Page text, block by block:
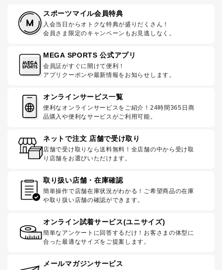
スポーツマイル会員特典
入会当日からオトクな特典が盛りだくさん！
会員さま限定のキャンペーンもお見逃しなく。
MEGA SPORTS 公式アプリ
会員証がすぐに開けて便利！
アプリクーポンや最新情報をお知らせします。
オンラインサービス一覧
便利なオンラインサービスをご紹介！24時間365日商
品購入や便利なサービスがご利用可能。
ネットで注文 店舗で受け取り
店舗で受け取りなら送料無料！全店舗の中から受け取
り店舗をお選びいただけます。
取り扱い店舗・在庫確認
簡単操作で店舗在庫状況がわかる！ご希望商品の在庫
や取り扱い店舗の確認ができます。
オンライン試着サービス(ユニサイズ)
簡単なアンケートに回答するだけ！お客さまの体型に
合った最適なサイズをご提案します。
メールマガジンサービス